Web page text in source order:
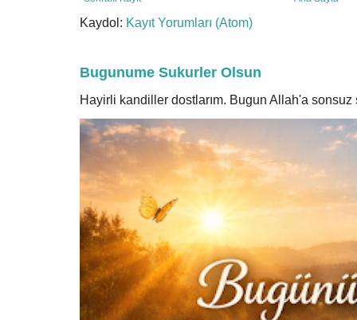
Kaydol: Kayıt Yorumları (Atom)
Bugunume Sukurler Olsun
Hayirli kandiller dostlarım. Bugun Allah'a